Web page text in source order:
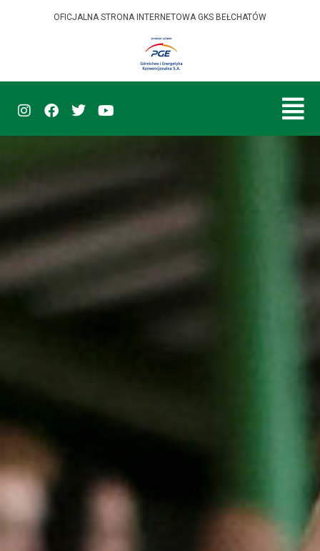
OFICJALNA STRONA INTERNETOWA GKS BEŁCHATÓW